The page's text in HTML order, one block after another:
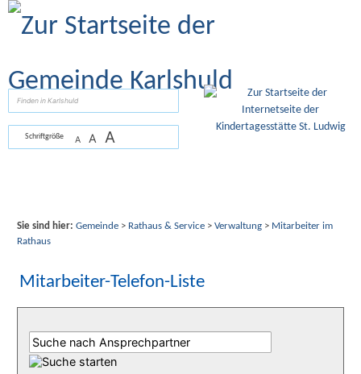
Zum Inhalt
Schriftgröße A A A
Sie sind hier: Gemeinde> Rathaus & Service> Verwaltung> Mitarbeiter im
Rathaus
Mitarbeiter-Telefon-Liste